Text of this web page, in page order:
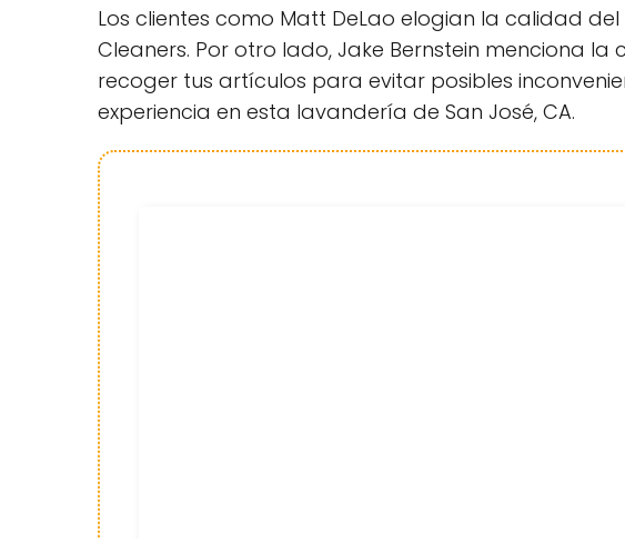
Los clientes como Matt DeLao elogian la calidad
Cleaners. Por otro lado, Jake Bernstein menciona
recoger tus artículos para evitar posibles
experiencia en esta lavandería de San José, CA.